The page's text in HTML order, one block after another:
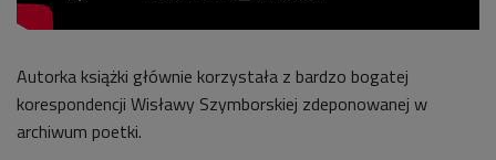
Autorka książki głównie korzystała z bardzo bogatej
korespondencji Wisławy Szymborskiej zdeponowanej w
archiwum poetki.